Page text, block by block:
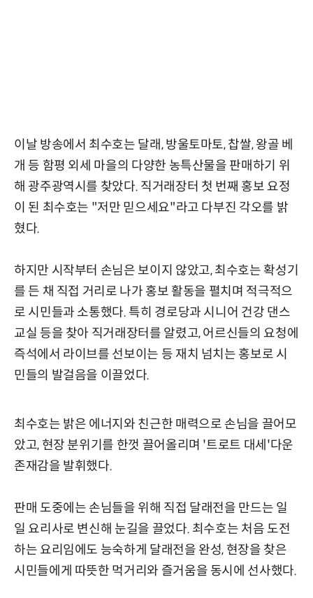
이날 방송에서 최수호는 달래, 방울토마토, 찹쌀, 왕골 베
개 등 함평 외세 마을의 다양한 농특산물을 판매하기 위
해 광주광역시를 찾았다. 직거래장터 첫 번째 홍보 요정
이 된 최수호는 "저만 믿으세요"라고 다부진 각오를 밝
혔다.
하지만 시작부터 손님은 보이지 않았고, 최수호는 확성기
를 든 채 직접 거리로 나가 홍보 활동을 펼치며 적극적으
로 시민들과 소통했다. 특히 경로당과 시니어 건강 댄스
교실 등을 찾아 직거래장터를 알렸고, 어르신들의 요청에
즉석에서 라이브를 선보이는 등 재치 넘치는 홍보로 시
민들의 발걸음을 이끌었다.
최수호는 밝은 에너지와 친근한 매력으로 손님을 끌어모
았고, 현장 분위기를 한껏 끌어올리며 '트로트 대세'다운
존재감을 발휘했다.
판매 도중에는 손님들을 위해 직접 달래전을 만드는 일
일 요리사로 변신해 눈길을 끌었다. 최수호는 처음 도전
하는 요리임에도 능숙하게 달래전을 완성, 현장을 찾은
시민들에게 따뜻한 먹거리와 즐거움을 동시에 선사했다.